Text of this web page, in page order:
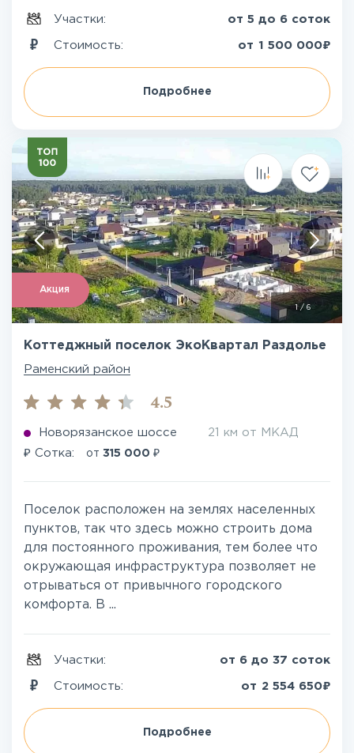
Участки: от 5 до 6 соток
Стоимость: от 1 500 000₽
Подробнее
Акция
1/ 6
Коттеджный поселок ЭкоКвартал Раздолье
Раменский район
4.5
Новорязанское шоссе 21 км от МКАД
₽ Сотка: от 315 000 ₽
Поселок расположен на землях населенных
пунктов, так что здесь можно строить дома
для постоянного проживания, тем более что
окружающая инфраструктура позволяет не
отрываться от привычного городского
комфорта. В ...
Участки: от 6 до 37 соток
Стоимость: от 2 554 650₽
Подробнее